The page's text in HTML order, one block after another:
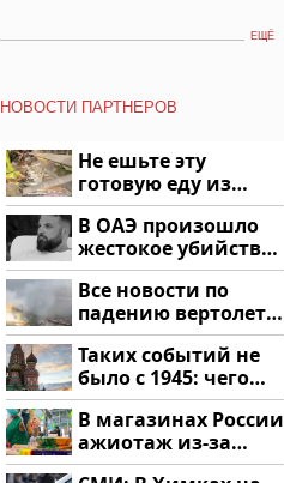
ЕЩЁ
НОВОСТИ ПАРТНЕРОВ
Не ешьте эту
готовую еду из
магазина: список
В ОАЭ произошло
жестокое убийство
криптомиллионера
Все новости по
падению вертолета
на Кавказе: читать
здесь
Таких событий не
было с 1945: чего
ждать всем нам?
В магазинах России
ажиотаж из-за
этого продукта: что